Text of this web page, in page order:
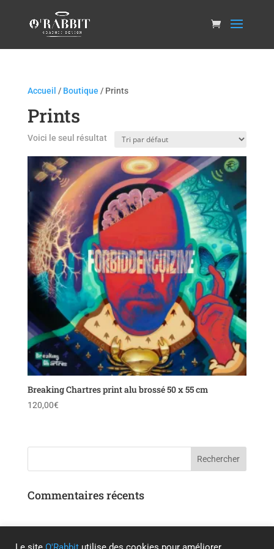
Accueil / Boutique / Prints
Prints
Voici le seul résultat
Breaking Chartres print alu brossé 50 x 55 cm
120,00€
Commentaires récents